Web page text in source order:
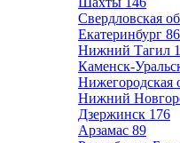
Свердловская
Екатеринбург
Нижний Тагил
Каменск-
Нижегородская
Нижний
Дзержинск 176
Арзамас 89